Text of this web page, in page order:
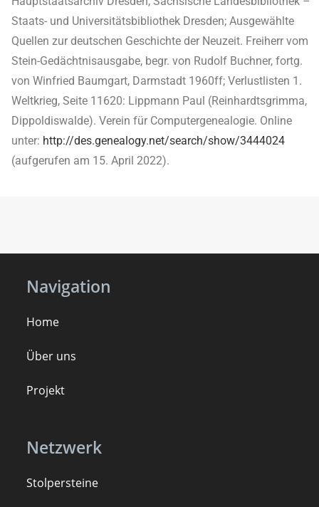
Staats- und Universitätsbibliothek Dresden; Ausgewählte
Quellen zur deutschen Geschichte der Neuzeit. Freiherr vom
Stein-Gedächtnisausgabe, begr. von Rudolf Buchner, fortg.
von Winfried Baumgart, Darmstadt 1960ff; Verlustlisten 1.
Weltkrieg, Seite 11620: Lippmann Paul (Reinhardtsgrimma,
Dippoldiswalde). Verein für Computergenealogie. Online
unter: http://des.genealogy.net/search/show/3444024
(aufgerufen am 15. April 2022).
Navigation
Home
Über uns
Projekt
Netzwerk
Stolpersteine